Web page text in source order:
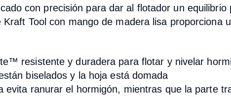
con precisión para dar al flotador un
Tool con mango de madera lisa proporciona
resistente y duradera para flotar y nivelar
biselados y la hoja está domada
evita ranurar el hormigón, mientras que la parte